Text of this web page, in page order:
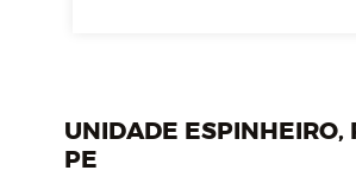
UNIDADE ESPINHEIRO,
PE